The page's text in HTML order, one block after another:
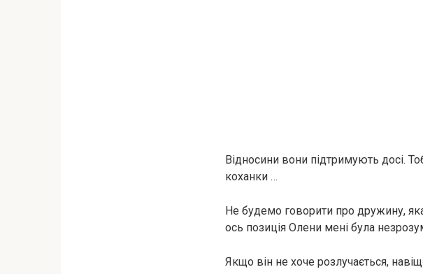
Відносини вони підтримують досі.
коханки …
Не будемо говорити про дружину,
ось позиція Олени мені була
Якщо він не хоче розлучається,